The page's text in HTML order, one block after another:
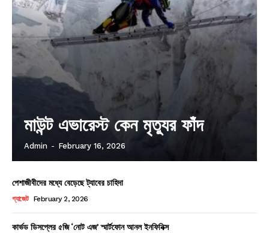
মাউন্ট এভারেস্ট কেন মৃত্যুর ফাঁদ
Admin - February 16, 2026
পেশাজীবীদের মধ্যে বেড়েছে ট্যাবের চাহিদা
গ্যাজেট February 2, 2026
কার্ভড ডিসপ্লের ৫জি ‘নোট এজ’ স্মার্টফোন আনল ইনফিনিক্স